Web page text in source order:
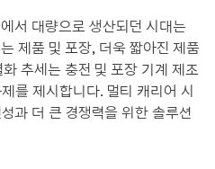
서 대량으로 생산되던 시대는
제품 및 포장, 더욱 짧아진 제품
추세는 충전 및 포장 기계 제조
를 제시합니다. 멀티 캐리어 시
과 더 큰 경쟁력을 위한 솔루션